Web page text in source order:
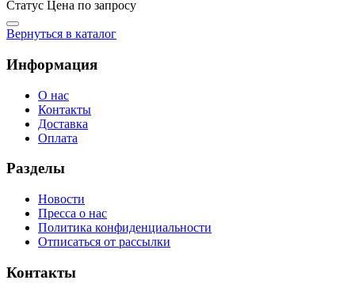
Статус Цена по запросу
Вернуться в каталог
Информация
О нас
Контакты
Доставка
Оплата
Разделы
Новости
Пресса о нас
Политика конфиденциальности
Отписаться от рассылки
Контакты